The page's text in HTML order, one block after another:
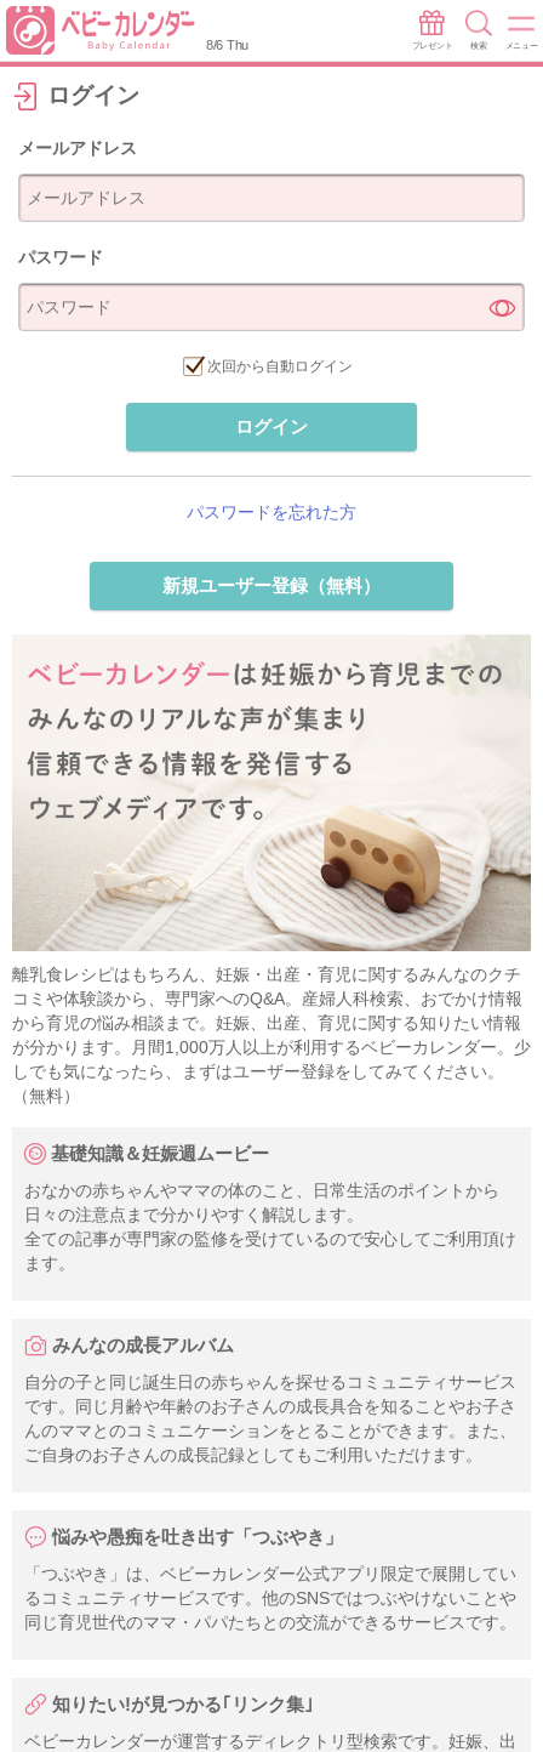
8/6 Thu プレゼント 検索 メニュー
ログイン
メールアドレス
パスワード
次回から自動ログイン
ログイン
パスワードを忘れた方
新規ユーザー登録（無料）
離乳食レシピはもちろん、妊娠・出産・育児に関するみんなのクチ
コミや体験談から、専門家へのQ&A。産婦人科検索、おでかけ情報
から育児の悩み相談まで。妊娠、出産、育児に関する知りたい情報
が分かります。月間1,000万人以上が利用するベビーカレンダー。少
しでも気になったら、まずはユーザー登録をしてみてください。
（無料）
基礎知識＆妊娠週ムービー
おなかの赤ちゃんやママの体のこと、日常生活のポイントから
日々の注意点まで分かりやすく解説します。
全ての記事が専門家の監修を受けているので安心してご利用頂け
ます。
みんなの成長アルバム
自分の子と同じ誕生日の赤ちゃんを探せるコミュニティサービス
です。同じ月齢や年齢のお子さんの成長具合を知ることやお子さ
んのママとのコミュニケーションをとることができます。また、
ご自身のお子さんの成長記録としてもご利用いただけます。
悩みや愚痴を吐き出す「つぶやき」
「つぶやき」は、ベビーカレンダー公式アプリ限定で展開してい
るコミュニティサービスです。他のSNSではつぶやけないことや
同じ育児世代のママ・パパたちとの交流ができるサービスです。
知りたい!が見つかる｢リンク集｣
ベビーカレンダーが運営するディレクトリ型検索です。妊娠、出